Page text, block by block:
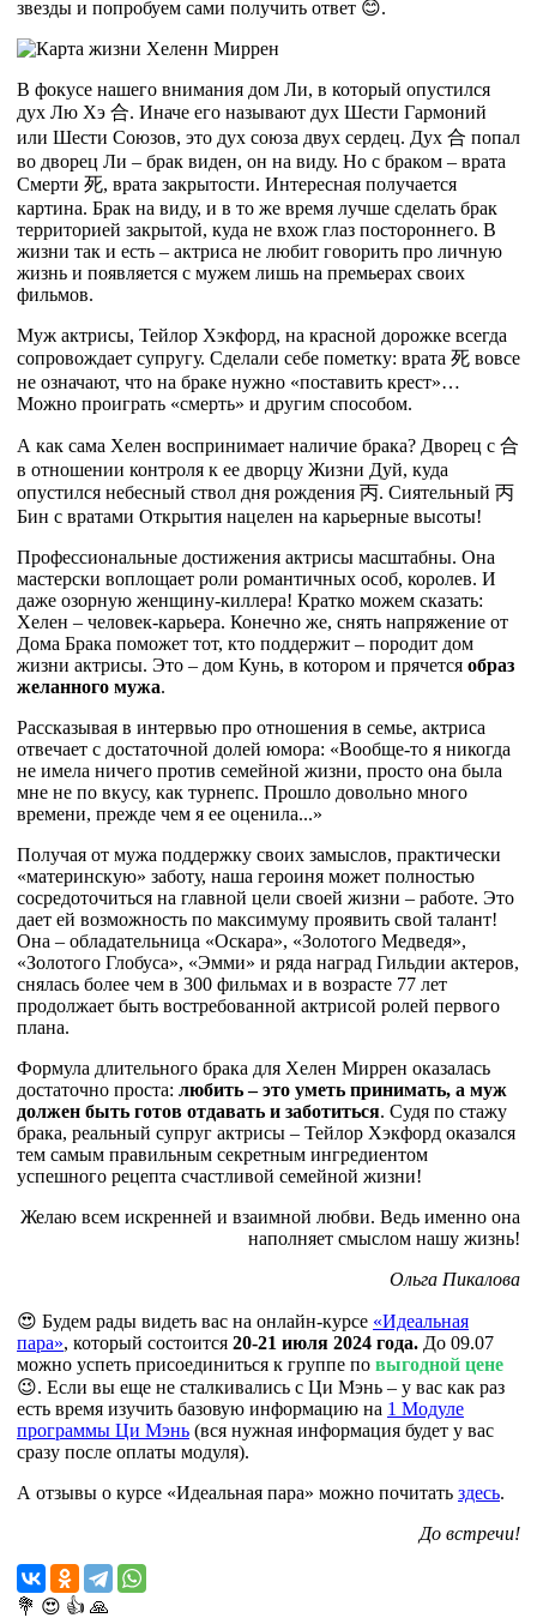
звезды и попробуем сами получить ответ 😊.
В фокусе нашего внимания дом Ли, в который опустился
дух Лю Хэ 合. Иначе его называют дух Шести Гармоний
или Шести Союзов, это дух союза двух сердец. Дух 合 попал
во дворец Ли – брак виден, он на виду. Но с браком – врата
Смерти 死, врата закрытости. Интересная получается
картина. Брак на виду, и в то же время лучше сделать брак
территорией закрытой, куда не вхож глаз постороннего. В
жизни так и есть – актриса не любит говорить про личную
жизнь и появляется с мужем лишь на премьерах своих
фильмов.
Муж актрисы, Тейлор Хэкфорд, на красной дорожке всегда
сопровождает супругу. Сделали себе пометку: врата 死 вовсе
не означают, что на браке нужно «поставить крест»…
Можно проиграть «смерть» и другим способом.
А как сама Хелен воспринимает наличие брака? Дворец с 合
в отношении контроля к ее дворцу Жизни Дуй, куда
опустился небесный ствол дня рождения 丙. Сиятельный 丙
Бин с вратами Открытия нацелен на карьерные высоты!
Профессиональные достижения актрисы масштабны. Она
мастерски воплощает роли романтичных особ, королев. И
даже озорную женщину-киллера! Кратко можем сказать:
Хелен – человек-карьера. Конечно же, снять напряжение от
Дома Брака поможет тот, кто поддержит – породит дом
жизни актрисы. Это – дом Кунь, в котором и прячется образ
желанного мужа.
Рассказывая в интервью про отношения в семье, актриса
отвечает с достаточной долей юмора: «Вообще-то я никогда
не имела ничего против семейной жизни, просто она была
мне не по вкусу, как турнепс. Прошло довольно много
времени, прежде чем я ее оценила...»
Получая от мужа поддержку своих замыслов, практически
«материнскую» заботу, наша героиня может полностью
сосредоточиться на главной цели своей жизни – работе. Это
дает ей возможность по максимуму проявить свой талант!
Она – обладательница «Оскара», «Золотого Медведя»,
«Золотого Глобуса», «Эмми» и ряда наград Гильдии актеров,
снялась более чем в 300 фильмах и в возрасте 77 лет
продолжает быть востребованной актрисой ролей первого
плана.
Формула длительного брака для Хелен Миррен оказалась
достаточно проста: любить – это уметь принимать, а муж
должен быть готов отдавать и заботиться. Судя по стажу
брака, реальный супруг актрисы – Тейлор Хэкфорд оказался
тем самым правильным секретным ингредиентом
успешного рецепта счастливой семейной жизни!
Желаю всем искренней и взаимной любви. Ведь именно она
наполняет смыслом нашу жизнь!
Ольга Пикалова
😍 Будем рады видеть вас на онлайн-курсе «Идеальная
пара», который состоится 20-21 июля 2024 года. До 09.07
можно успеть присоединиться к группе по выгодной цене
😉. Если вы еще не сталкивались с Ци Мэнь – у вас как раз
есть время изучить базовую информацию на 1 Модуле
программы Ци Мэнь (вся нужная информация будет у вас
сразу после оплаты модуля).
А отзывы о курсе «Идеальная пара» можно почитать здесь.
До встречи!
💐 😍 👍 🙏